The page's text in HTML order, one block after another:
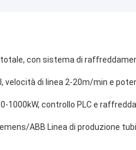
con sistema di
di linea 2-20m/min e
controllo PLC e
ABB Linea di produzione